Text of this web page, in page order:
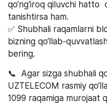
qo‘ng‘iroq qiluvchi hatto
tanishtirsa ham.
✅ Shubhali raqamlarni
bizning qo‘llab-
bering.
📞  Agar sizga shubhali
UZTELECOM rasmiy
1099 raqamiga murojaat